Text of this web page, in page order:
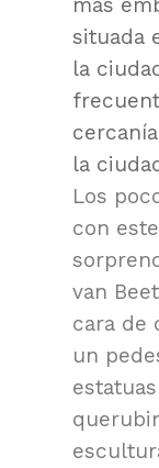
situada
la
la
Los
con
van
cara de
un